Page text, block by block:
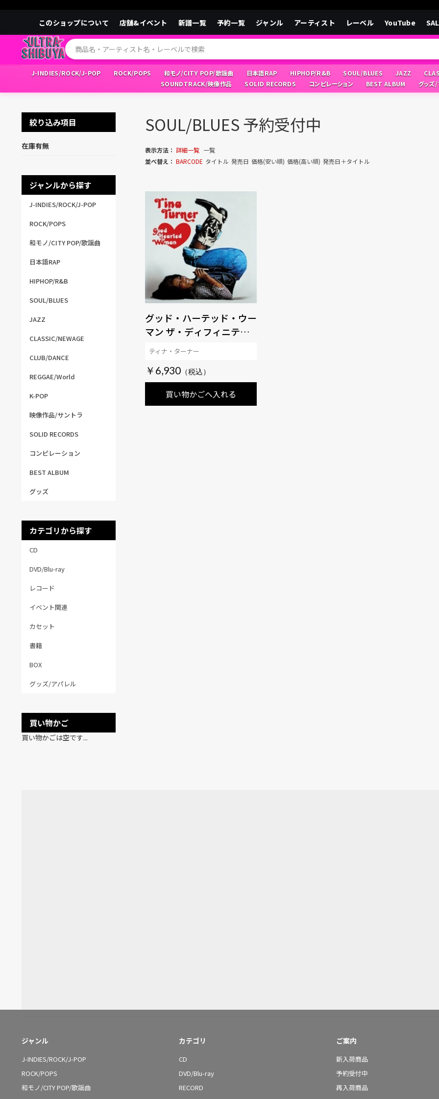
このショップについて 店舗&イベント 新譜一覧 予約一覧 ジャンル アーティスト レーベル YouTube
J-INDIES/ROCK/J-POP ROCK/POPS 和モノ/CITY POP/歌謡曲 日本語RAP HIPHOP/R&B SOUL/BLUES JAZZ
SOUNDTRACK/映像作品
SOLID RECORDS コンピレーション BEST ALBUM グッズ
絞り込み項目
在庫有無
ジャンルから探す
J-INDIES/ROCK/J-POP
ROCK/POPS
和モノ/CITY POP/歌謡曲
日本語RAP
HIPHOP/R&B
SOUL/BLUES
JAZZ
CLASSIC/NEWAGE
CLUB/DANCE
REGGAE/World
K-POP
映像作品/サントラ
SOLID RECORDS
コンピレーション
BEST ALBUM
グッズ
カテゴリから探す
CD
DVD/Blu-ray
レコード
イベント関連
カセット
書籍
BOX
グッズ/アパレル
買い物かご
買い物かごは空です...
SOUL/BLUES 予約受付中
表示方法： 詳細一覧 一覧
並べ替え： BARCODE タイトル 発売日 価格(安い順) 価格(高い順) 発売日＋タイトル
グッド・ハーテッド・ウー
マン ザ・ディフィニティ
ヴ・エディション
￥6,930
買い物かごへ入れる
ティナ・ターナー
ジャンル
J-INDIES/ROCK/J-POP
ROCK/POPS
和モノ/CITY POP/歌謡曲
カテゴリ
CD
DVD/Blu-ray
RECORD
ご案内
新入荷商品
予約受付中
再入荷商品